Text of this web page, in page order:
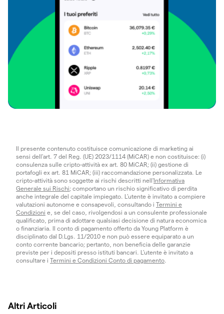
Il presente contenuto costituisce comunicazione di marketing ai
sensi dell'art. 7 del Reg. (UE) 2023/1114 (MiCAR) e non costituisce: (i)
consulenza sulle cripto-attività ex art. 80 MiCAR; (ii) gestione di
portafogli ex art. 81 MiCAR; (iii) raccomandazione personalizzata. Le
cripto-attività sono soggette ai rischi descritti nell'Informativa
Generale sui Rischi; comportano un rischio significativo di perdita
anche integrale del capitale impiegato. L’utente è invitato a compiere
valutazioni autonome e consapevoli, consultando i Termini e
Condizioni e, se del caso, rivolgendosi a un consulente professionale
qualificato, prima di adottare qualsiasi decisione di natura economica
o finanziaria. Il conto di pagamento offerto da Young Platform è
disciplinato dal D.Lgs. 11/2010 e non può essere equiparato a un
conto corrente bancario; pertanto, non beneficia delle garanzie
previste per i depositi presso istituti bancari. L’utente è invitato a
consultare i Termini e Condizioni Conto di pagamento
Altri Articoli